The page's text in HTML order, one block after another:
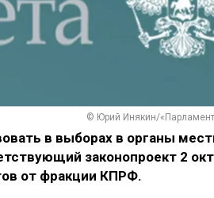
© Юрий Инякин/
в выборах в органы
законопроект 2
от фракции КПРФ.